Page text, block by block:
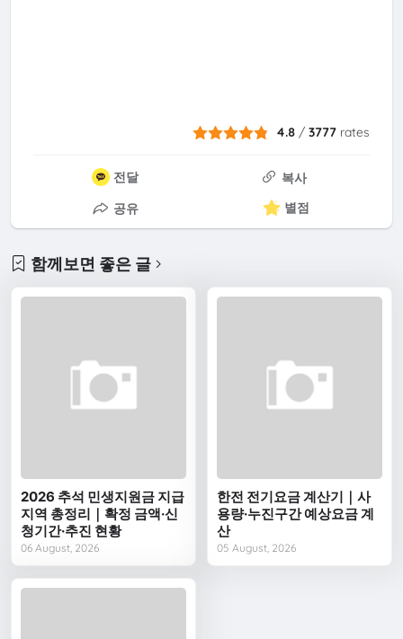
4.8 /3777 rates
전달
복사
공유
별점
함께보면 좋은 글
2026 추석 민생지원금 지급
지역 총정리｜확정 금액·신
청기간·추진 현황
06 August, 2026
한전 전기요금 계산기｜사
용량·누진구간 예상요금 계
산
05 August, 2026